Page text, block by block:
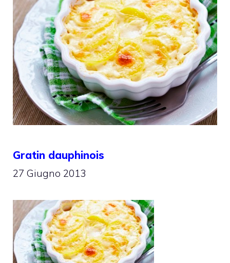
Gratin dauphinois
27 Giugno 2013